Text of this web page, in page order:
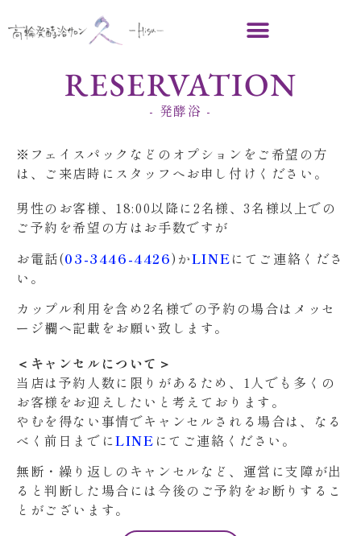
RESERVATION
- 発酵浴 -
※フェイスパックなどのオプションをご希望の方
は、ご来店時にスタッフへお申し付けください。
男性のお客様、18:00以降に2名様、3名様以上での
ご予約を希望の方はお手数ですが
お電話(03-3446-4426)かLINEにてご連絡くださ
い。
カップル利用を含め2名様での予約の場合はメッセ
ージ欄へ記載をお願い致します。
＜キャンセルについて＞
当店は予約人数に限りがあるため、1人でも多くの
お客様をお迎えしたいと考えております。
やむを得ない事情でキャンセルされる場合は、なる
べく前日までにLINE にてご連絡ください。
無断・繰り返しのキャンセルなど、運営に支障が出
ると判断した場合には今後のご予約をお断りするこ
とがございます。